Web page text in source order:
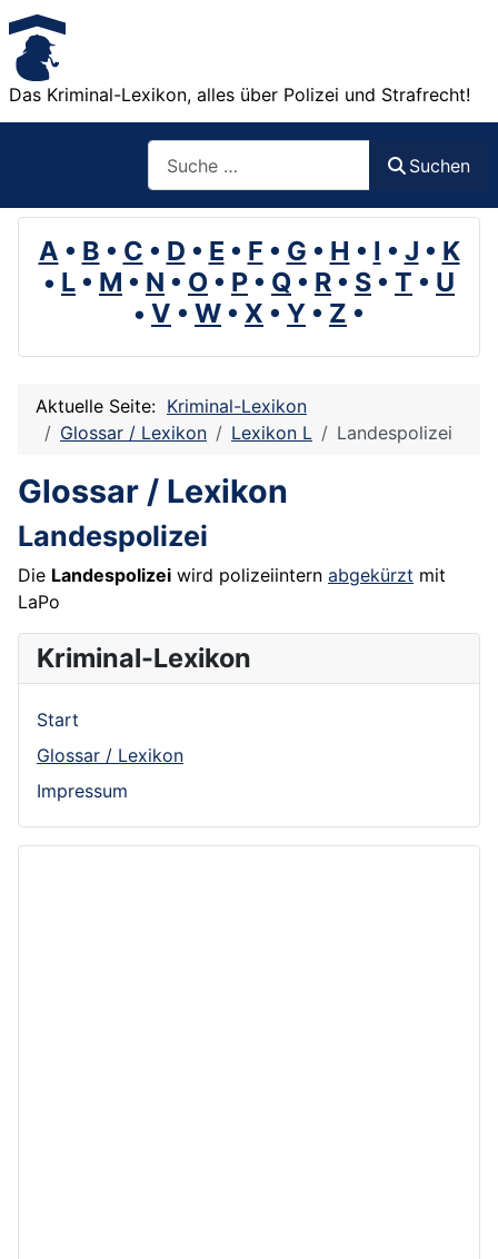
Das Kriminal-Lexikon, alles über Polizei und Strafrecht!
Suchen
A • B • C • D • E • F • G • H • I • J • K
• L • M • N • O • P • Q • R • S • T • U
• V • W • X • Y • Z •
Aktuelle Seite: Kriminal-Lexikon
Glossar / Lexikon
Lexikon L Landespolizei
Glossar / Lexikon
Landespolizei
Die Landespolizei wird polizeiintern abgekürzt mit
LaPo
Kriminal-Lexikon
Start
Glossar / Lexikon
Impressum